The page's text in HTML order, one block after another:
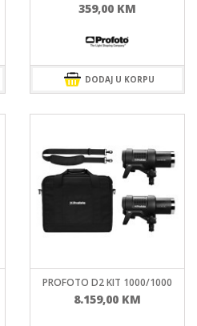
359,00 KM
DODAJ U KORPU
PROFOTO D2 KIT 1000/1000
8.159,00 KM